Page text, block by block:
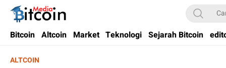
Bitcoin Media Indonesia
Media Bitcoin dan Cryptocurrency, dan Blockchain di Indonesia
Bitcoin Altcoin Market Teknologi Sejarah Bitcoin
ALTCOIN